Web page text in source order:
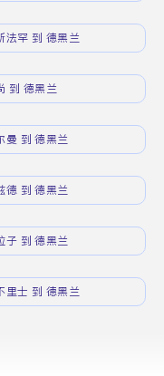
法罕 到 德黑兰
到 德黑兰
曼 到 德黑兰
德 到 德黑兰
子 到 德黑兰
里士 到 德黑兰